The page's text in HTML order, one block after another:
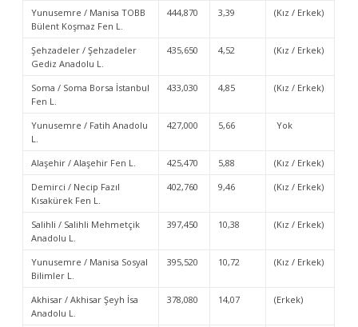
Yunusemre / Manisa TOBB
Bülent Koşmaz Fen L.
444,870 3,39 (Kız / Erkek)
Şehzadeler / Şehzadeler
Gediz Anadolu L.
435,650 4,52 (Kız / Erkek)
Soma / Soma Borsa İstanbul
Fen L.
433,030 4,85 (Kız / Erkek)
Yunusemre / Fatih Anadolu
L.
427,000 5,66 Yok
Alaşehir / Alaşehir Fen L. 425,470 5,88
(Kız / Erkek)
Demirci / Necip Fazıl
Kısakürek Fen L.
402,760 9,46 (Kız / Erkek)
Salihli / Salihli Mehmetçik
Anadolu L.
397,450 10,38 (Kız / Erkek)
Yunusemre / Manisa Sosyal
Bilimler L.
395,520 10,72 (Kız / Erkek)
Akhisar / Akhisar Şeyh İsa
Anadolu L.
378,080 14,07 (Erkek)